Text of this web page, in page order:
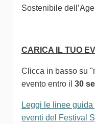
Sostenibile
CARICA IL TUO
Clicca in basso su
evento entro il 30
Leggi le linee
eventi del Festival